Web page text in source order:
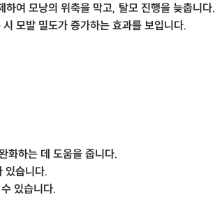
하여 모낭의 위축을 막고, 탈모 진행을 늦춥니다.
모발 밀도가 증가하는 효과를 보입니다.
화하는 데 도움을 줍니다.
있습니다.
있습니다.